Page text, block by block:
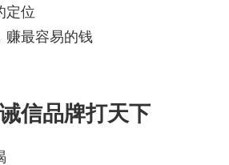
定位
赚最容易的钱
信品牌打天下